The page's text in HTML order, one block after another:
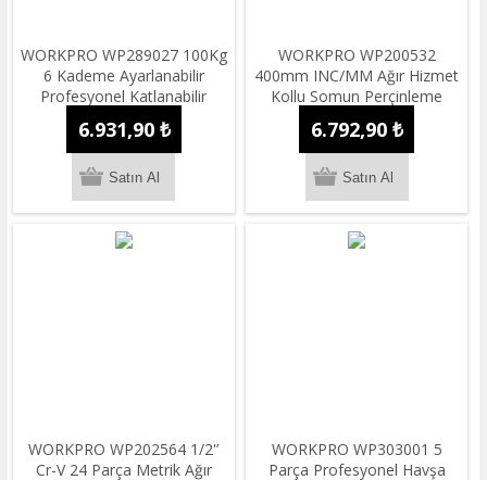
WORKPRO WP289027 100Kg
6 Kademe Ayarlanabilir
Profesyonel Katlanabilir
Çalışma Tezgâhı
6.931,90 ₺
WORKPRO WP200532
400mm INC/MM Ağır Hizmet
Kollu Somun Perçinleme
Tabancası + 185 Adet Perçin
6.792,90 ₺
WORKPRO WP202564 1/2'’
Cr-V 24 Parça Metrik Ağır
WORKPRO WP303001 5
Parça Profesyonel Havşa